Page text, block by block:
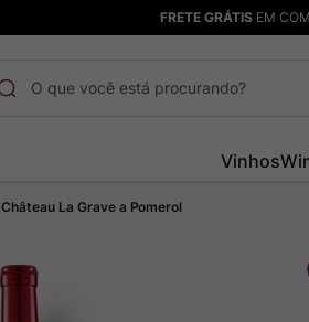
FRETE GRÁTISEM
Vinhos
Château La Grave a Pomerol